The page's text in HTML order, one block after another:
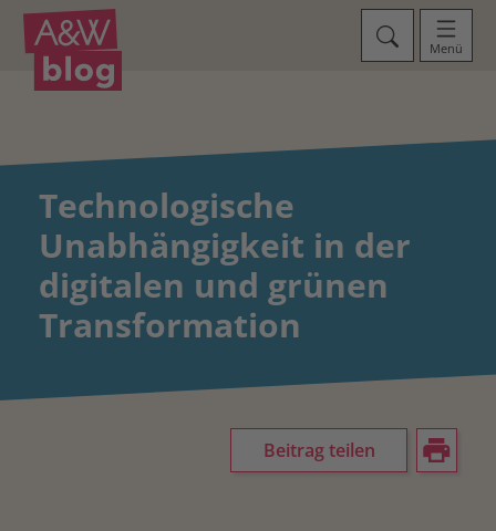
Menü
Technologische
Unabhängigkeit in der
digitalen und grünen
Transformation
Beitrag teilen